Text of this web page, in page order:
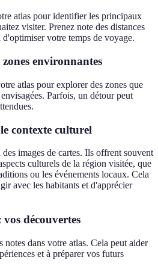
atlas pour identifier les principaux
visiter. Prenez note des distances
votre temps de voyage.
environnantes
atlas pour explorer des zones que
Parfois, un détour peut
contexte culturel
images de cartes. Ils offrent souvent
culturels de la région visitée, que
ou les événements locaux. Cela
avec les habitants et d'apprécier
découvertes
notes dans votre atlas. Cela peut aider
et à préparer vos futurs